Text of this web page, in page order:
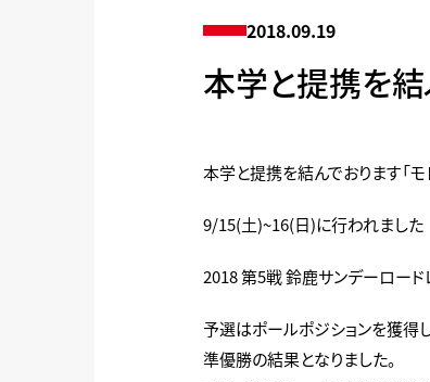
2018.09.19
本学と提携を結
本学と提携を結んでおります「モ
9/15(土)~16(日)に行われました
2018 第5戦 鈴鹿サンデーロー
予選はポールポジションを獲得
準優勝の結果となりました。